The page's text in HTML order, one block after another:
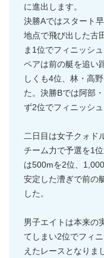
に進出します。
決勝Aではスタート
地点で飛び出した古
ま1位でフィニッシ
ペアは前の艇を追い
しくも4位、林・高
た。決勝Bでは阿部
ず2位でフィニッシ
二日目は女子クォド
チーム力で予選を1
は500mを2位、
安定した漕ぎで前の
した。
男子エイトは本来の
てしまい2位でフィ
えたレースとなりま